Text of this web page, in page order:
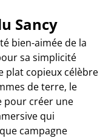
Sancy
bien-aimée de la
sa simplicité
plat copieux célèbre
de terre, le
pour créer une
qui
campagne